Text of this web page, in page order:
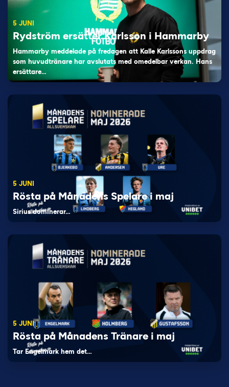
5 JUNI
Rydström ersätter Karlsson i Hammarby
Hammarby meddelade på fredagen att Kalle Karlssons uppdrag
som huvudtränare har avslutats med omedelbar verkan. Hans
ersättare…
5 JUNI
Rösta på Månadens Spelare i maj
Sirius dominerar…
5 JUNI
Rösta på Månadens Tränare i maj
Tar Engelmark hem det…